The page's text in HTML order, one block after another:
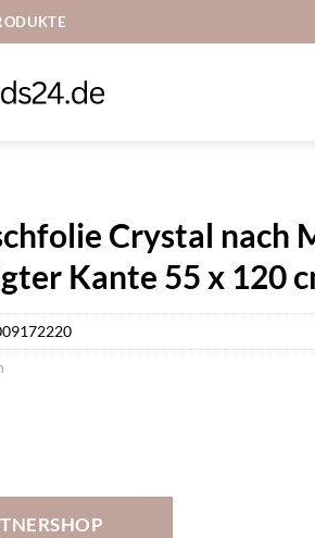
Crystal nach
Kante 55 x 120